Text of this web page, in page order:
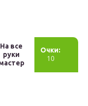
На все
руки
Очки:
10